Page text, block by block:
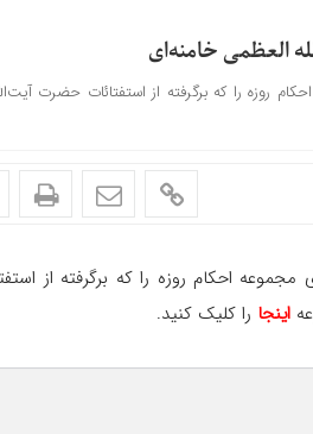
العظمی خامنه‌ای
روزه را که برگرفته از استفتائات حضرت
احکام روزه را که برگرفته از
اینجا را کلیک کنید.